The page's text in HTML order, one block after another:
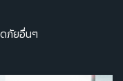
ภัยอื่นๆ